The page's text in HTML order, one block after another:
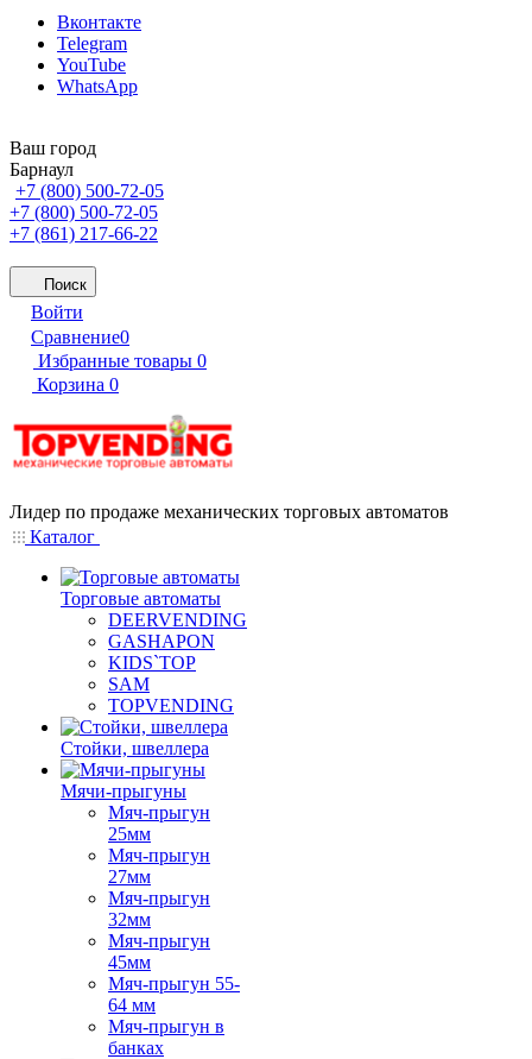
Вконтакте
Telegram
YouTube
WhatsApp
Ваш город
Барнаул
+7 (800) 500-72-05
+7 (800) 500-72-05
+7 (861) 217-66-22
Поиск
Войти
Сравнение0
Избранные товары 0
Корзина 0
Лидер по продаже механических торговых автоматов
Каталог
Торговые автоматы
DEERVENDING
GASHAPON
KIDS`TOP
SAM
TOPVENDING
Стойки, швеллера
Мячи-прыгуны
Мяч-прыгун
25мм
Мяч-прыгун
27мм
Мяч-прыгун
32мм
Мяч-прыгун
45мм
Мяч-прыгун 55-
64 мм
Мяч-прыгун в
банках